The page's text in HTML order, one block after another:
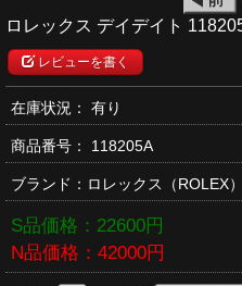
ロレックス デイデイト
レビューを書く
在庫状況： 有り
商品番号： 118205A
ブランド： ロレックス （ROLEX
S品価格： 22600円
N品価格： 42000円